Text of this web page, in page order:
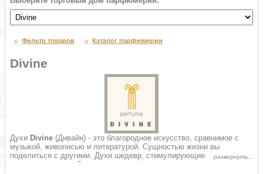
Фильтр товаров Каталог парфюмерии
Divine
Духи Divine (Дивайн) - это благородное искусство, сравнимое с
музыкой, живописью и литературой. Сущностью жизни вы
поделиться с другими. Духи шедевр, стимулирующие на новые
встречи и эмоции. Выражая полет фантазии, импульсивность и